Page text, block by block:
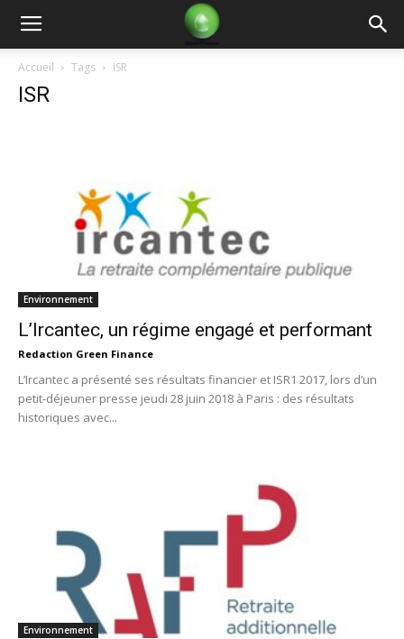
Green
Finance
Accueil Tags ISR
ISR
Environnement
L’Ircantec, un régime engagé et performant
Redaction Green Finance
L’Ircantec a présenté ses résultats financier et ISR1 2017, lors d’un
petit-déjeuner presse jeudi 28 juin 2018 à Paris : des résultats
historiques avec...
Environnement